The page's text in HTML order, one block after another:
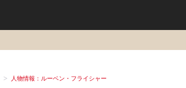
人物情報：ルーベン・フライシャー